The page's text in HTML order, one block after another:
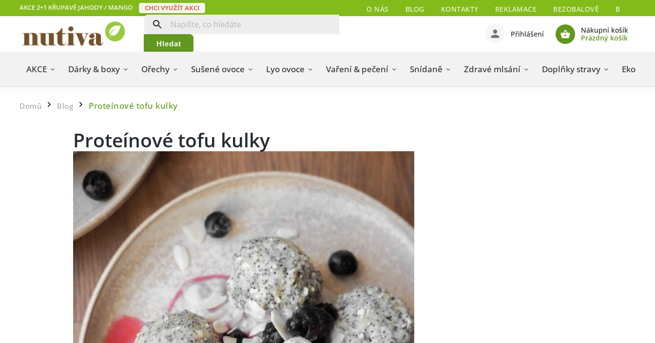
AKCE 2+1 KŘUPAVÉ JAHODY / MANGO CHCI VYUŽÍT AKCI O NÁS BLOG KONTAKTY REKLAMACE BEZOBALOVĚ BIO
Hledat
Nákupní košík
Prázdný košík
Přihlášení
AKCE Dárky & boxy Ořechy Sušené ovoce Lyo ovoce Vaření & pečení Snídaně Zdravé mlsání Doplňky stravy Eko
Domů / Blog / Proteínové tofu kulky
Proteínové tofu kulky